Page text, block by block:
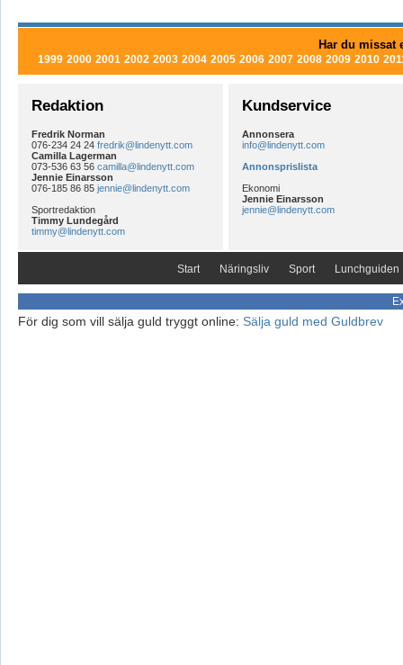
Har du missat
1999 2000 2001 2002 2003 2004 2005 2006 2007 2008 2009 2010
Redaktion
Fredrik Norman
076-234 24 24 fredrik@lindenytt.com
Camilla Lagerman
073-536 63 56 camilla@lindenytt.com
Jennie Einarsson
076-185 86 85 jennie@lindenytt.com
Sportredaktion
Timmy Lundegård
timmy@lindenytt.com
Kundservice
Annonsera
info@lindenytt.com
Annonsprislista
Ekonomi
Jennie Einarsson
jennie@lindenytt.com
Start Näringsliv Sport Lunchguiden
För dig som vill sälja guld tryggt online: Sälja guld med Guldbrev